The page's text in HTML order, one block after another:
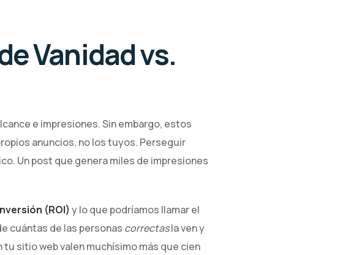
Vanidad vs.
e impresiones. Sin embargo, estos
anuncios, no los tuyos. Perseguir
Un post que genera miles de impresiones
(ROI) y lo que podríamos llamar el
cuántas de las personas correctasla ven y
sitio web valen muchísimo más que cien